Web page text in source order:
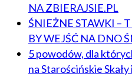
NA ZBIERAJSIE.PL
ŚNIEŻNE STAWKI –
BY WEJŚĆ NA DNO
5 powodów, dla
na Starościńskie